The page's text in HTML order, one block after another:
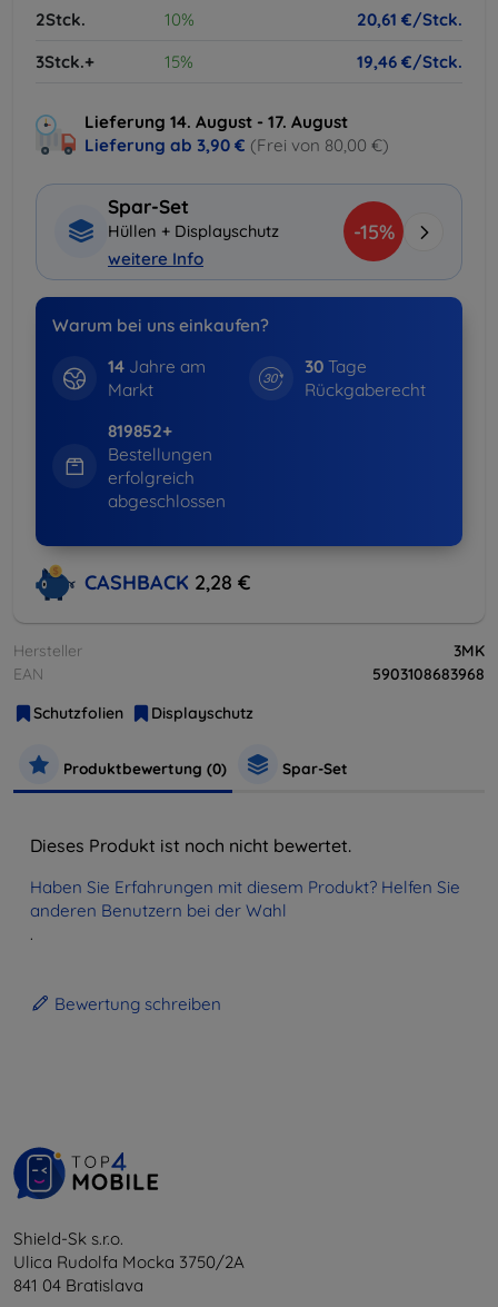
2Stck. 10%
20,61 €/Stck.
3Stck.+
15% 19,46 €/Stck.
Lieferung 14. August - 17. August
Lieferung ab 3,90 € (Frei von 80,00 €)
Spar-Set
Hüllen + Displayschutz
weitere Info
-15%
Warum bei uns einkaufen?
14Jahre am
Markt
30 Tage
Rückgaberecht
819852+
Bestellungen
erfolgreich
abgeschlossen
CASHBACK 2,28 €
Hersteller
3MK
EAN
5903108683968
Schutzfolien
Displayschutz
Produktbewertung (0) Spar-Set
Dieses Produkt ist noch nicht bewertet.
Haben Sie Erfahrungen mit diesem Produkt? Helfen Sie
anderen Benutzern bei der Wahl
.
Bewertung schreiben
Shield-Sk s.r.o.
Ulica Rudolfa Mocka 3750/2A
841 04 Bratislava